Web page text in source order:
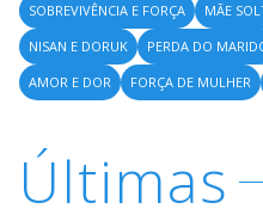
SOBREVIVÊNCIA E FORÇA
MÃE
NISAN E DORUK
PERDA DO
AMOR E DOR
FORÇA DE MULHER
Últimas